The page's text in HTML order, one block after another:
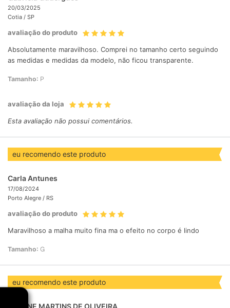
20/03/2025
Cotia / SP
avaliação do produto
Absolutamente maravilhoso. Comprei no tamanho certo seguindo
as medidas e medidas da modelo, não ficou transparente.
Tamanho: P
avaliação da loja
Esta avaliação não possui comentários.
eu recomendo este produto
Carla Antunes
17/08/2024
Porto Alegre / RS
avaliação do produto
Maravilhoso a malha muito fina ma o efeito no corpo é lindo
Tamanho: G
eu recomendo este produto
ARLANE MARTINS DE OLIVEIRA